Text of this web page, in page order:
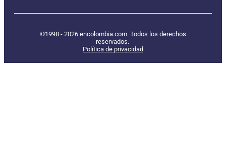
©1998 - 2026 encolombia.com. Todos los derechos
reservados.
Política de privacidad